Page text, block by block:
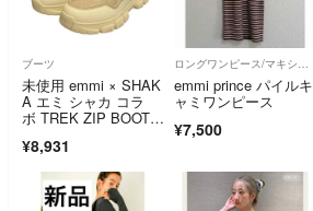
ブーツ
未使用 emmi × SHAK
A エミ シャカ コラ
ボ TREK ZIP BOOTI
ツ 23cm ベージュ レ
ディース 古着 中古 U
SED
¥8,931
ロングワンピース/マキシワンピース
emmi prince パイルキ
ャミワンピース
¥7,500